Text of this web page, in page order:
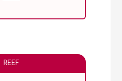
REEF